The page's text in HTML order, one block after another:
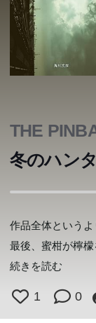
THE
冬のハン
作品全体という
最後、蜜柑が檸
続きを読む
1 0